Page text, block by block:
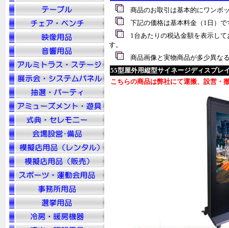
商品のお取引は基本的にワンボ
下記の価格は基本料金（1日）
1台あたりの税込金額を表示して
す。
商品画像と実物商品が多少異な
55型屋外用縦型サイネージディスプレ
こちらの商品は弊社にて運搬、設営・